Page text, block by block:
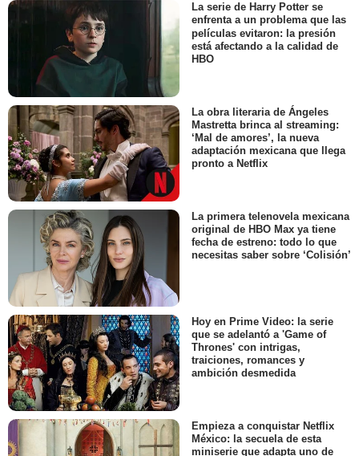
La serie de Harry Potter se
enfrenta a un problema que las
películas evitaron: la presión
está afectando a la calidad de
HBO
La obra literaria de Ángeles
Mastretta brinca al streaming:
‘Mal de amores’, la nueva
adaptación mexicana que llega
pronto a Netflix
La primera telenovela mexicana
original de HBO Max ya tiene
fecha de estreno: todo lo que
necesitas saber sobre ‘Colisión’
Hoy en Prime Video: la serie
que se adelantó a 'Game of
Thrones' con intrigas,
traiciones, romances y
ambición desmedida
Empieza a conquistar Netflix
México: la secuela de esta
miniserie que adapta uno de